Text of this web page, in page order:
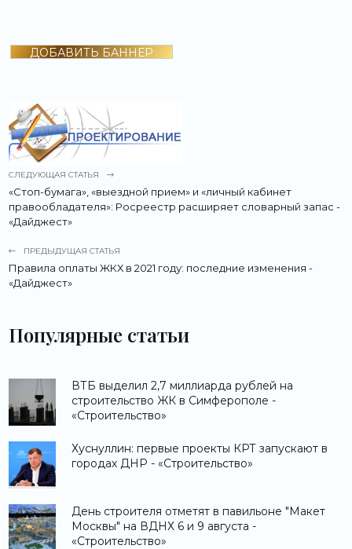
ДОБАВИТЬ БАННЕР
СЛЕДУЮЩАЯ СТАТЬЯ
«Стоп-бумага», «выездной прием» и «личный кабинет
правообладателя»: Росреестр расширяет словарный запас -
«Дайджест»
ПРЕДЫДУЩАЯ СТАТЬЯ
Правила оплаты ЖКХ в 2021 году: последние изменения -
«Дайджест»
Популярные статьи
ВТБ выделил 2,7 миллиарда рублей на
строительство ЖК в Симферополе -
«Строительство»
Хуснуллин: первые проекты КРТ запускают в
городах ДНР - «Строительство»
День строителя отметят в павильоне "Макет
Москвы" на ВДНХ 6 и 9 августа -
«Строительство»